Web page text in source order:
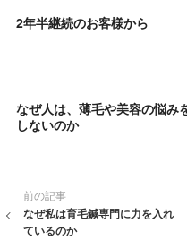
2年半継続のお客様から
なぜ人は、薄毛や美容の悩み
しないのか
前の記事
なぜ私は育毛鍼専門に力を入れ
ているのか